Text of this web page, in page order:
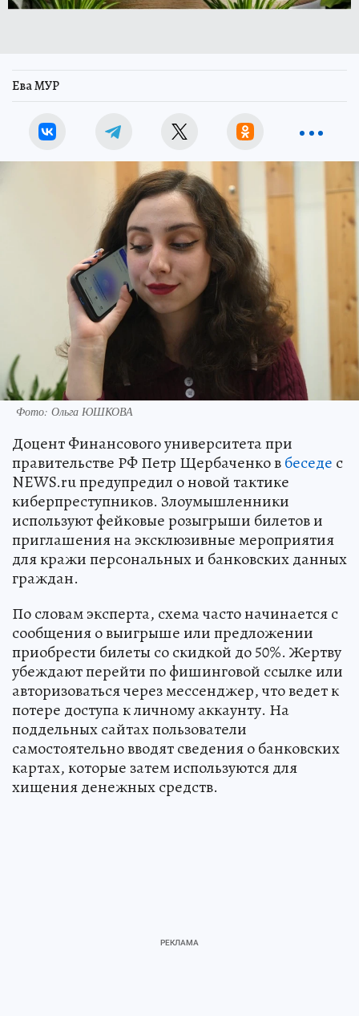
Ева МУР
Фото: Ольга ЮШКОВА
Доцент Финансового университета при
правительстве РФ Петр Щербаченко вбеседе с
NEWS.ru предупредил о новой тактике
киберпреступников. Злоумышленники
используют фейковые розыгрыши билетов и
приглашения на эксклюзивные мероприятия
для кражи персональных и банковских данных
граждан.
По словам эксперта, схема часто начинается с
сообщения о выигрыше или предложении
приобрести билеты со скидкой до 50%. Жертву
убеждают перейти по фишинговой ссылке или
авторизоваться через мессенджер, что ведет к
потере доступа к личному аккаунту. На
поддельных сайтах пользователи
самостоятельно вводят сведения о банковских
картах, которые затем используются для
хищения денежных средств.